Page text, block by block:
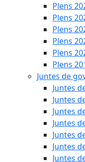
Plens
Plens
Plens
Plens
Plens
Plens
Juntes de
Juntes
Juntes
Juntes
Juntes
Juntes
Juntes
Juntes